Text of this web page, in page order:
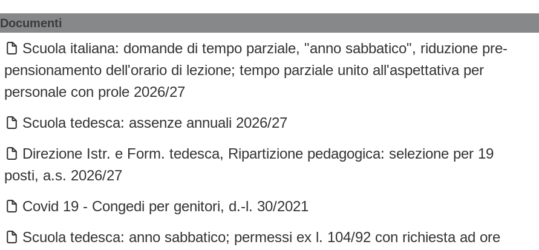
Documenti
Scuola italiana: domande di tempo parziale, "anno sabbatico", riduzione pre-
pensionamento dell'orario di lezione; tempo parziale unito all'aspettativa per
personale con prole 2026/27
Scuola tedesca: assenze annuali 2026/27
Direzione Istr. e Form. tedesca, Ripartizione pedagogica: selezione per 19
posti, a.s. 2026/27
Covid 19 - Congedi per genitori, d.-l. 30/2021
Scuola tedesca: anno sabbatico; permessi ex l. 104/92 con richiesta ad ore